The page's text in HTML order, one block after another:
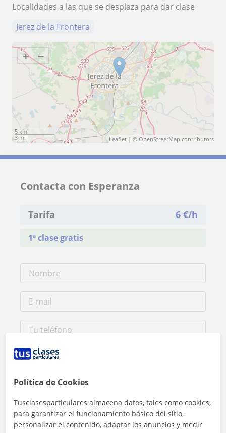
Localidades a las que se desplaza para dar clase
Jerez de la Frontera
+ −
5 km
3 mi
Leaflet | © OpenStreetMap contributors
Contacta con Esperanza
Tarifa 6 €/h
1ª clase gratis
Al hacer clic, aceptas nuestroaviso legaly deprivacidad
Política de Cookies
Tusclasesparticulares almacena datos, tales como cookies,
para garantizar el funcionamiento básico del sitio,
personalizar el contenido, adaptar los anuncios y medir